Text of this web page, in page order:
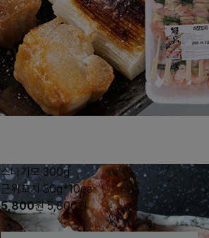
스나기모 300g
근위꼬치 30g*10ea
5,800원 5,800원